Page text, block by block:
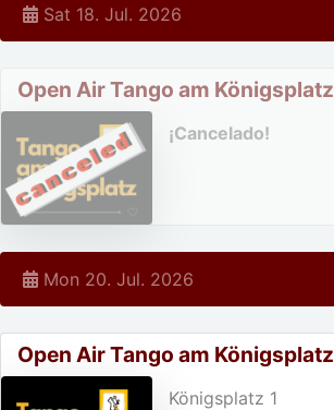
Sat 18. Jul. 2026
Open Air Tango am Königsplatz
¡Cancelado!
Mon 20. Jul. 2026
Open Air Tango am Königsplatz
Königsplatz 1